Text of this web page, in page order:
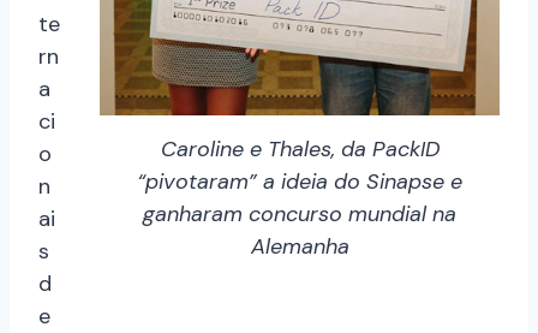
Caroline e Thales, da PackID
“pivotaram” a ideia do Sinapse e
ganharam concurso mundial na
Alemanha
te
rn
a
ci
o
n
ai
s
d
e